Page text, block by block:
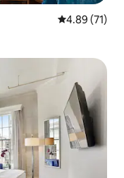
औसत रेटिंग 5 में
4.89 (71)